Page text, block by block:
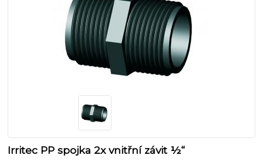
Irritec PP spojka 2x vnitřní závit ½“